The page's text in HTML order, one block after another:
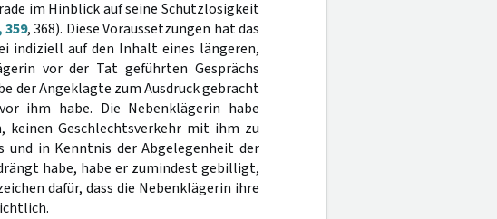
im Hinblick auf seine Schutzlosigkeit
359, 368). Diese Voraussetzungen hat das
indiziell auf den Inhalt eines längeren,
vor der Tat geführten Gesprächs
der Angeklagte zum Ausdruck gebracht
ihm habe. Die Nebenklägerin habe
keinen Geschlechtsverkehr mit ihm zu
und in Kenntnis der Abgelegenheit der
habe, habe er zumindest gebilligt,
dafür, dass die Nebenklägerin ihre